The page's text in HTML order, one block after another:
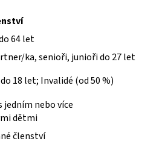
64 let
ka, senioři, junioři do 27 let
18 let; Invalidé (od 50 %)
jedním nebo více
dětmi
členství